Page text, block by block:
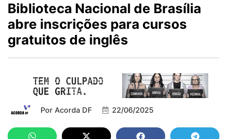
Biblioteca Nacional de Brasília
abre inscrições para cursos
gratuitos de inglês
Por Acorda DF 22/06/2025